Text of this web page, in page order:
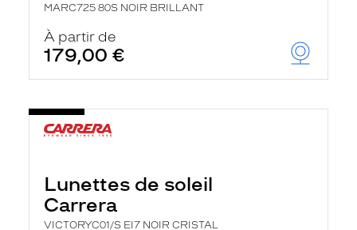
MARC725 80S NOIR BRILLANT
À partir de
179,00 €
Lunettes de soleil
Carrera
VICTORYC01/S EI7 NOIR CRISTAL